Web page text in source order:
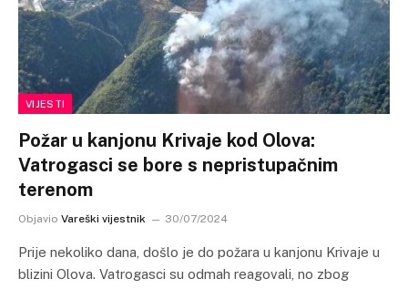
VIJESTI
Požar u kanjonu Krivaje kod Olova:
Vatrogasci se bore s nepristupačnim
terenom
Objavio Vareški vijestnik 30/07/2024
Prije nekoliko dana, došlo je do požara u kanjonu Krivaje u
blizini Olova. Vatrogasci su odmah reagovali, no zbog